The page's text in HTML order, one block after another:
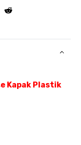
Kapak Plastik